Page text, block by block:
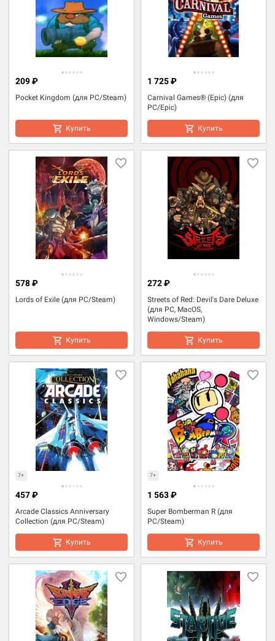
Pocket Kingdom (для PC/Steam)
209 ₽
Купить
Carnival Games® (Epic) (для
PC/Epic)
1 725 ₽
Купить
Lords of Exile (для PC/Steam)
578 ₽
Купить
Streets of Red: Devil's Dare Deluxe
(для PC, MacOS,
Windows/Steam)
272 ₽
Купить
7+
Arcade Classics Anniversary
Collection (для PC/Steam)
457 ₽
Купить
7+
Super Bomberman R (для
PC/Steam)
1 563 ₽
Купить